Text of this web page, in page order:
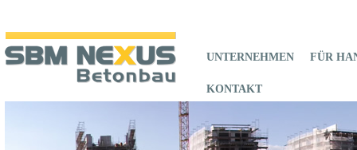
UNTERNEHMEN FÜR
KONTAKT